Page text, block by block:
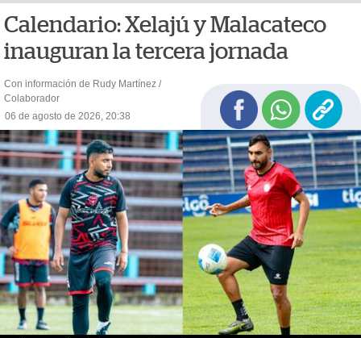
Calendario: Xelajú y Malacateco
inauguran la tercera jornada
Con información de Rudy Martínez /
Colaborador
06 de agosto de 2026, 20:38